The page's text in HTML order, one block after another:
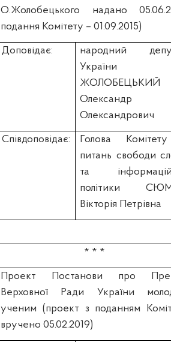
О.Жолобецького надано
подання Комітету – 01.09.2015)
Доповідає:
народний
України
ЖОЛОБЕЦЬКИЙ
Олександр
Олександрович
Співдоповідає:
Голова Комітету
питань свободи
та
політики
Вікторія Петрівна
* * *
Проект Постанови про
Верховної Ради України
ученим (проект з поданням
вручено 05.02.2019)